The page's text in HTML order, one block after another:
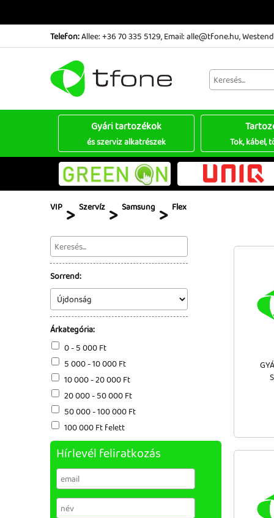
Telefon:Allee: +36 70 335 5129, Email: alle@tfone.hu,
Gyári tartozékok
és szerviz alkatrészek Tok, kábel,
VIP > Szervíz > Samsung > Flex
Sorrend:
Árkategória:
0 - 5 000 Ft
5 000 - 10 000 Ft
10 000 - 20 000 Ft
20 000 - 50 000 Ft
50 000 - 100 000 Ft
100 000 Ft felett
Hírlevél feliratkozás